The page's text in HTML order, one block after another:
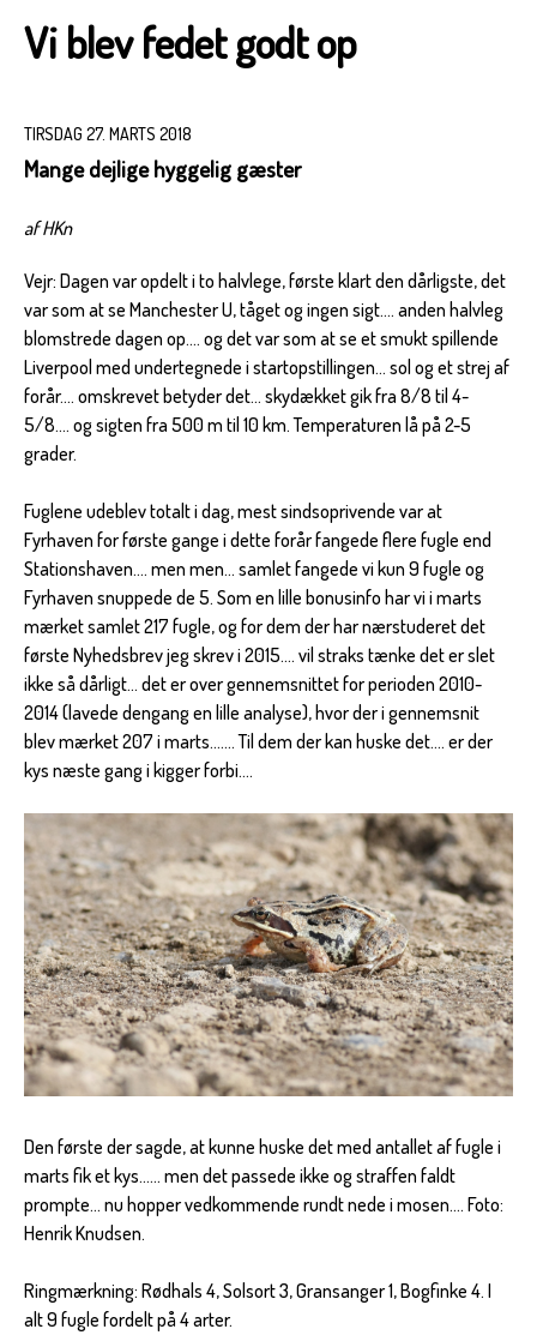
Vi blev fedet godt op
TIRSDAG 27. MARTS 2018
Mange dejlige hyggelig gæster
af HKn
Vejr: Dagen var opdelt i to halvlege, første klart den dårligste, det
var som at se Manchester U, tåget og ingen sigt.... anden halvleg
blomstrede dagen op.... og det var som at se et smukt spillende
Liverpool med undertegnede i startopstillingen... sol og et strej af
forår.... omskrevet betyder det... skydækket gik fra 8/8 til 4-
5/8.... og sigten fra 500 m til 10 km. Temperaturen lå på 2-5
grader.
Fuglene udeblev totalt i dag, mest sindsoprivende var at
Fyrhaven for første gange i dette forår fangede flere fugle end
Stationshaven.... men men... samlet fangede vi kun 9 fugle og
Fyrhaven snuppede de 5. Som en lille bonusinfo har vi i marts
mærket samlet 217 fugle, og for dem der har nærstuderet det
første Nyhedsbrev jeg skrev i 2015.... vil straks tænke det er slet
ikke så dårligt... det er over gennemsnittet for perioden 2010-
2014 (lavede dengang en lille analyse), hvor der i gennemsnit
blev mærket 207 i marts....... Til dem der kan huske det.... er der
kys næste gang i kigger forbi....
Den første der sagde, at kunne huske det med antallet af fugle i
marts fik et kys...... men det passede ikke og straffen faldt
prompte... nu hopper vedkommende rundt nede i mosen.... Foto:
Henrik Knudsen.
Ringmærkning: Rødhals 4, Solsort 3, Gransanger 1, Bogfinke 4. I
alt 9 fugle fordelt på 4 arter.